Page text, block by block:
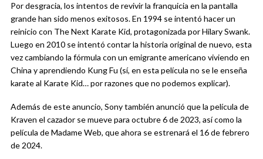
Por desgracia, los intentos de revivir la franquicia en la pantalla
grande han sido menos exitosos. En 1994 se intentó hacer un
reinicio con The Next Karate Kid, protagonizada por Hilary Swank.
Luego en 2010 se intentó contar la historia original de nuevo, esta
vez cambiando la fórmula con un emigrante americano viviendo en
China y aprendiendo Kung Fu (sí, en esta película no se le enseña
karate al Karate Kid… por razones que no podemos explicar).
Además de este anuncio, Sony también anunció que la película de
Kraven el cazador se mueve para octubre 6 de 2023, así como la
película de Madame Web, que ahora se estrenará el 16 de febrero
de 2024.